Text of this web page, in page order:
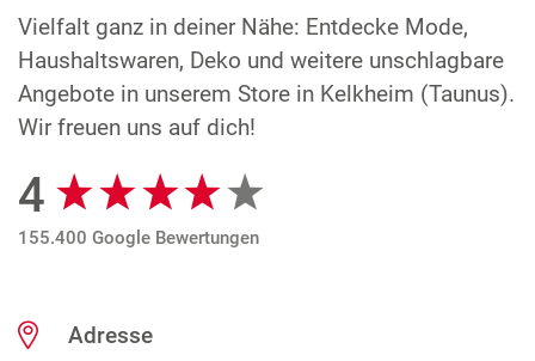
Vielfalt ganz in deiner Nähe: Entdecke Mode,
Haushaltswaren, Deko und weitere unschlagbare
Angebote in unserem Store in Kelkheim (Taunus).
Wir freuen uns auf dich!
Google Bewertungen
4
155.400 Google Bewertungen
Adresse